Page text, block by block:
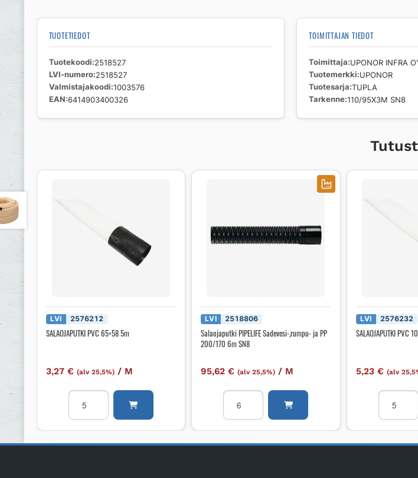
TUOTETIEDOT
Tuotekoodi 2518527
LVI-numero 2518527
Valmistajakoodi 1003576
EAN 6414903400326
TOIMITTAJAN TIEDOT
Toimittaja UPONOR INFRA
Tuotemerkki UPONOR
Tuotesarja TUPLA
Tarkenne 110/95X3M SN8
LVI 2576212
SALAOJAPUTKI PVC 65×58 5m
3,27€ (alv 25,5%) / M
SALAOJAPUTKI
PVC
65x58
määrä
LVI 2518806
Salaojaputki PIPELIFE Sadevesi-,rumpu- ja PP
200/170 6m SN8
95,62€ (alv 25,5%) / M
Salaojaputki
PIPELIFE
Sadevesi-,rumpu-
PP
LVI 2576232
SALAOJAPUTKI PVC
5,23 € (alv
PVC
100x90
määrä